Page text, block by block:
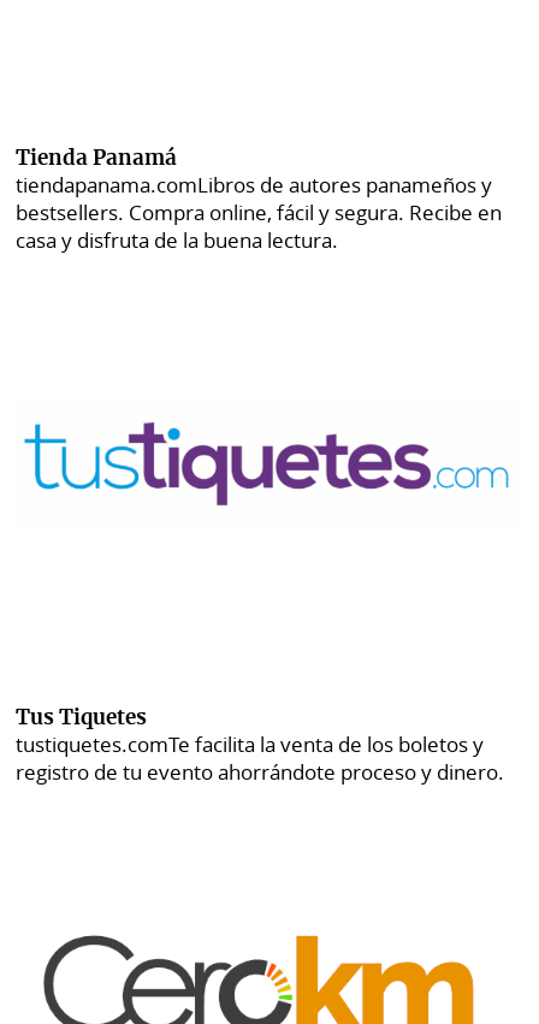
Tienda Panamá
tiendapanama.comLibros de autores panameños y
bestsellers. Compra online, fácil y segura. Recibe en
casa y disfruta de la buena lectura.
Tus Tiquetes
tustiquetes.comTe facilita la venta de los boletos y
registro de tu evento ahorrándote proceso y dinero.